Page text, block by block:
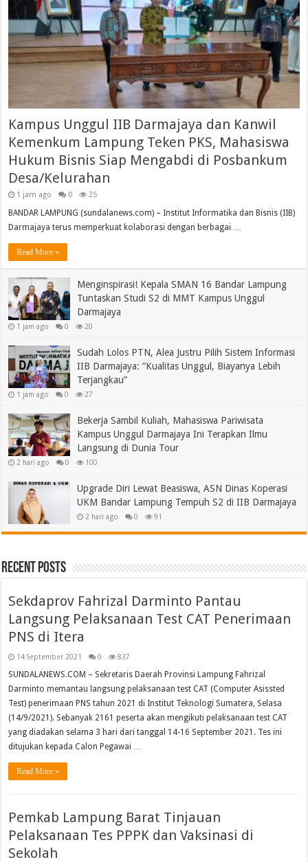
Kampus Unggul IIB Darmajaya dan Kanwil
Kemenkum Lampung Teken PKS, Mahasiswa
Hukum Bisnis Siap Mengabdi di Posbankum
Desa/Kelurahan
1 jam ago 0 25
BANDAR LAMPUNG (sundalanews.com) – Institut Informatika dan Bisnis (IIB)
Darmajaya terus memperkuat kolaborasi dengan berbagai …
Read More »
Menginspirasi! Kepala SMAN 16 Bandar Lampung
Tuntaskan Studi S2 di MMT Kampus Unggul
Darmajaya
1 jam ago 0 20
Sudah Lolos PTN, Alea Justru Pilih Sistem Informasi
IIB Darmajaya: “Kualitas Unggul, Biayanya Lebih
Terjangkau”
1 jam ago 0 27
Bekerja Sambil Kuliah, Mahasiswa Pariwisata
Kampus Unggul Darmajaya Ini Terapkan Ilmu
Langsung di Dunia Tour
2 hari ago 0 100
Upgrade Diri Lewat Beasiswa, ASN Dinas Koperasi
UKM Bandar Lampung Tempuh S2 di IIB Darmajaya
2 hari ago 0 91
Recent Posts
Sekdaprov Fahrizal Darminto Pantau
Langsung Pelaksanaan Test CAT Penerimaan
PNS di Itera
14 September 2021 0 837
SUNDALANEWS.COM – Sekretaris Daerah Provinsi Lampung Fahrizal
Darminto memantau langsung pelaksanaan test CAT (Computer Asissted
Test) penerimaan PNS tahun 2021 di Institut Teknologi Sumatera, Selasa
(14/9/2021). Sebanyak 2161 peserta akan mengikuti pelaksanaan test CAT
yang diadakan selama 3 hari dari tanggal 14-16 September 2021. Tes ini
ditujukan kepada Calon Pegawai …
Read More »
Pemkab Lampung Barat Tinjauan
Pelaksanaan Tes PPPK dan Vaksinasi di
Sekolah